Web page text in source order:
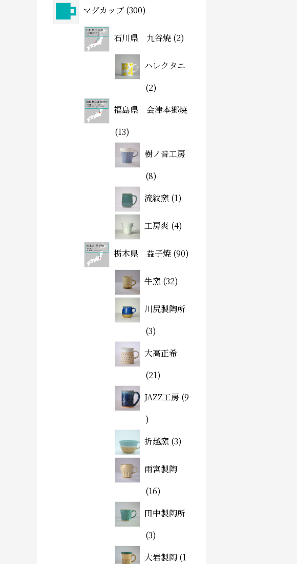
マグカップ 300
石川県 九谷焼 2
ハレクタニ
2
福島県 会津本郷焼
13
樹ノ音工房
8
流紋窯 1
工房爽 4
栃木県 益子焼 90
牛窯 32
川尻製陶所
3
大高正希
21
JAZZ工房 9
折越窯 3
雨宮製陶
16
田中製陶所
3
大岩製陶 1